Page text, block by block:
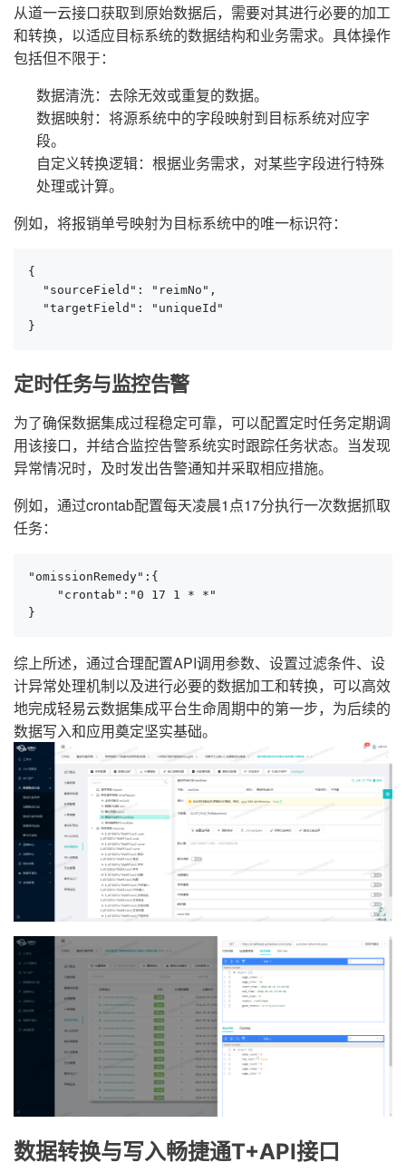
从道一云接口获取到原始数据后，需要对其进行必要的加工
和转换，以适应目标系统的数据结构和业务需求。具体操作
包括但不限于：
数据清洗：去除无效或重复的数据。
数据映射：将源系统中的字段映射到目标系统对应字
段。
自定义转换逻辑：根据业务需求，对某些字段进行特殊
处理或计算。
例如，将报销单号映射为目标系统中的唯一标识符：
{
  "sourceField": "reimNo",
  "targetField": "uniqueId"
}
定时任务与监控告警
为了确保数据集成过程稳定可靠，可以配置定时任务定期调
用该接口，并结合监控告警系统实时跟踪任务状态。当发现
异常情况时，及时发出告警通知并采取相应措施。
例如，通过crontab配置每天凌晨1点17分执行一次数据抓取
任务：
"omissionRemedy":{
    "crontab":"0 17 1 * *"
}
综上所述，通过合理配置API调用参数、设置过滤条件、设
计异常处理机制以及进行必要的数据加工和转换，可以高效
地完成轻易云数据集成平台生命周期中的第一步，为后续的
数据写入和应用奠定坚实基础。
数据转换与写入畅捷通T+API接口